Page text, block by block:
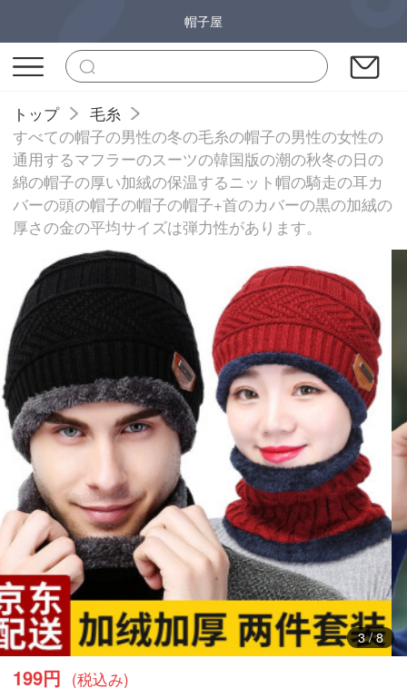
帽子屋
トップ
毛糸
すべての帽子の男性の冬の毛糸の帽子の男性の女性の
通用するマフラーのスーツの韓国版の潮の秋冬の日の
綿の帽子の厚い加絨の保温するニット帽の騎走の耳カ
バーの頭の帽子の帽子の帽子+首のカバーの黒の加絨の
厚さの金の平均サイズは弾力性があります。
3/8
199円 (税込み)